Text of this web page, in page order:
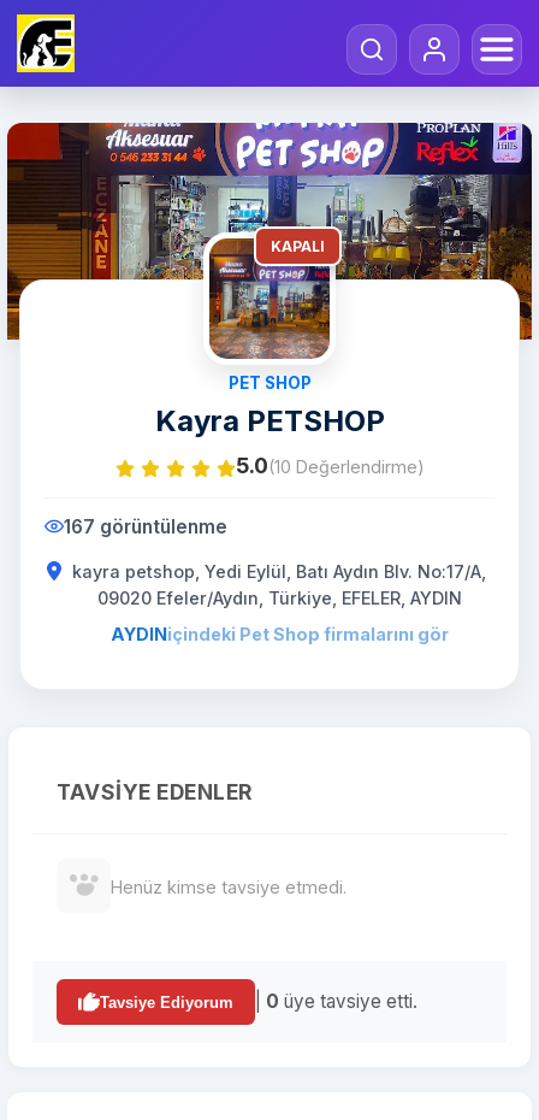
KAPALI
PET SHOP
Kayra PETSHOP
5.0(10 Değerlendirme)
167 görüntülenme
kayra petshop, Yedi Eylül, Batı Aydın Blv. No:17/A,
09020 Efeler/Aydın, Türkiye, EFELER, AYDIN
AYDINiçindeki Pet Shop firmalarını gör
TAVSIYE EDENLER
Henüz kimse tavsiye etmedi.
Tavsiye Ediyorum 0 üye tavsiye etti.